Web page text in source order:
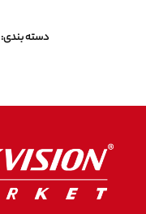
دسته بندی: